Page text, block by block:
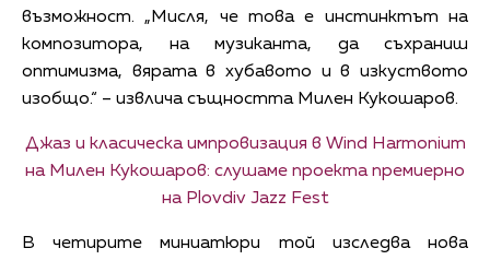
възможност. „Мисля, че това е инстинктът на
композитора, на музиканта, да съхраниш
оптимизма, вярата в хубавото и в изкуството
изобщо.“ – извлича същността Милен Кукошаров.
Джаз и класическа импровизация в Wind Harmonium
на Милен Кукошаров: слушаме проекта премиерно
на Plovdiv Jazz Fest
В четирите миниатюри той изследва нова